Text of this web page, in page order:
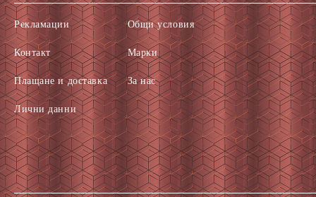
Рекламации
Контакт
Плащане и доставка
Лични данни
Общи условия
Марки
За нас